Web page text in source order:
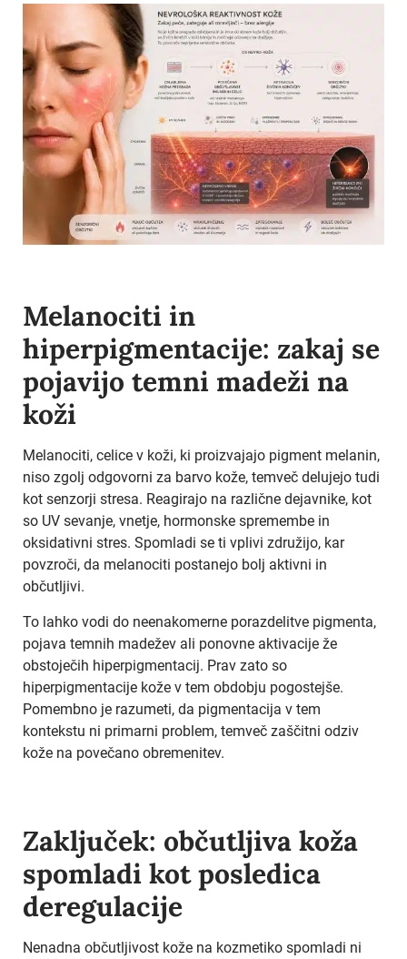
Melanociti in
hiperpigmentacije: zakaj se
pojavijo temni madeži na
koži
Melanociti, celice v koži, ki proizvajajo pigment melanin,
niso zgolj odgovorni za barvo kože, temveč delujejo tudi
kot senzorji stresa. Reagirajo na različne dejavnike, kot
so UV sevanje, vnetje, hormonske spremembe in
oksidativni stres. Spomladi se ti vplivi združijo, kar
povzroči, da melanociti postanejo bolj aktivni in
občutljivi.
To lahko vodi do neenakomerne porazdelitve pigmenta,
pojava temnih madežev ali ponovne aktivacije že
obstoječih hiperpigmentacij. Prav zato so
hiperpigmentacije kože v tem obdobju pogostejše.
Pomembno je razumeti, da pigmentacija v tem
kontekstu ni primarni problem, temveč zaščitni odziv
kože na povečano obremenitev.
Zaključek: občutljiva koža
spomladi kot posledica
deregulacije
Nenadna občutljivost kože na kozmetiko spomladi ni